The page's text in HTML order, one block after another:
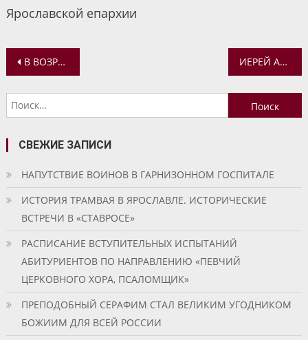
Ярославской епархии
Навигация
по
записям
В ВОЗРОЖДАЮЩЕМСЯ КРЕСТОВОЗДВИЖЕНСКОМ ХРАМЕ С. СИДОРКОВО (СЕЛИФОНТОВО) СОВЕРШЕН МОЛЕБЕН ИЕРЕЙ АЛЕКСАНДР ЗАПРЯГАЕВ СОВЕРШИЛ ЛИТУРГИЮ В ХРАМЕ ПРИ ИСПРАВИТЕЛЬНОЙ КОЛОНИИ №2 ГОРОДА РЫБИНСКА
Найти:
СВЕЖИЕ ЗАПИСИ
НАПУТСТВИЕ ВОИНОВ В ГАРНИЗОННОМ ГОСПИТАЛЕ
ИСТОРИЯ ТРАМВАЯ В ЯРОСЛАВЛЕ. ИСТОРИЧЕСКИЕ
ВСТРЕЧИ В «СТАВРОСЕ»
РАСПИСАНИЕ ВСТУПИТЕЛЬНЫХ ИСПЫТАНИЙ
АБИТУРИЕНТОВ ПО НАПРАВЛЕНИЮ «ПЕВЧИЙ
ЦЕРКОВНОГО ХОРА, ПСАЛОМЩИК»
ПРЕПОДОБНЫЙ СЕРАФИМ СТАЛ ВЕЛИКИМ УГОДНИКОМ
БОЖИИМ ДЛЯ ВСЕЙ РОССИИ